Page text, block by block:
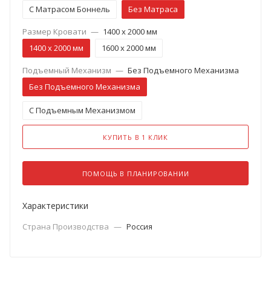
С Матрасом Боннель
Без Матраса
Размер Кровати — 1400 х 2000 мм
1400 х 2000 мм
1600 х 2000 мм
Подъемный Механизм — Без Подъемного Механизма
Без Подъемного Механизма
С Подъемным Механизмом
КУПИТЬ В 1 КЛИК
ПОМОЩЬ В ПЛАНИРОВАНИИ
Характеристики
Страна Производства — Россия